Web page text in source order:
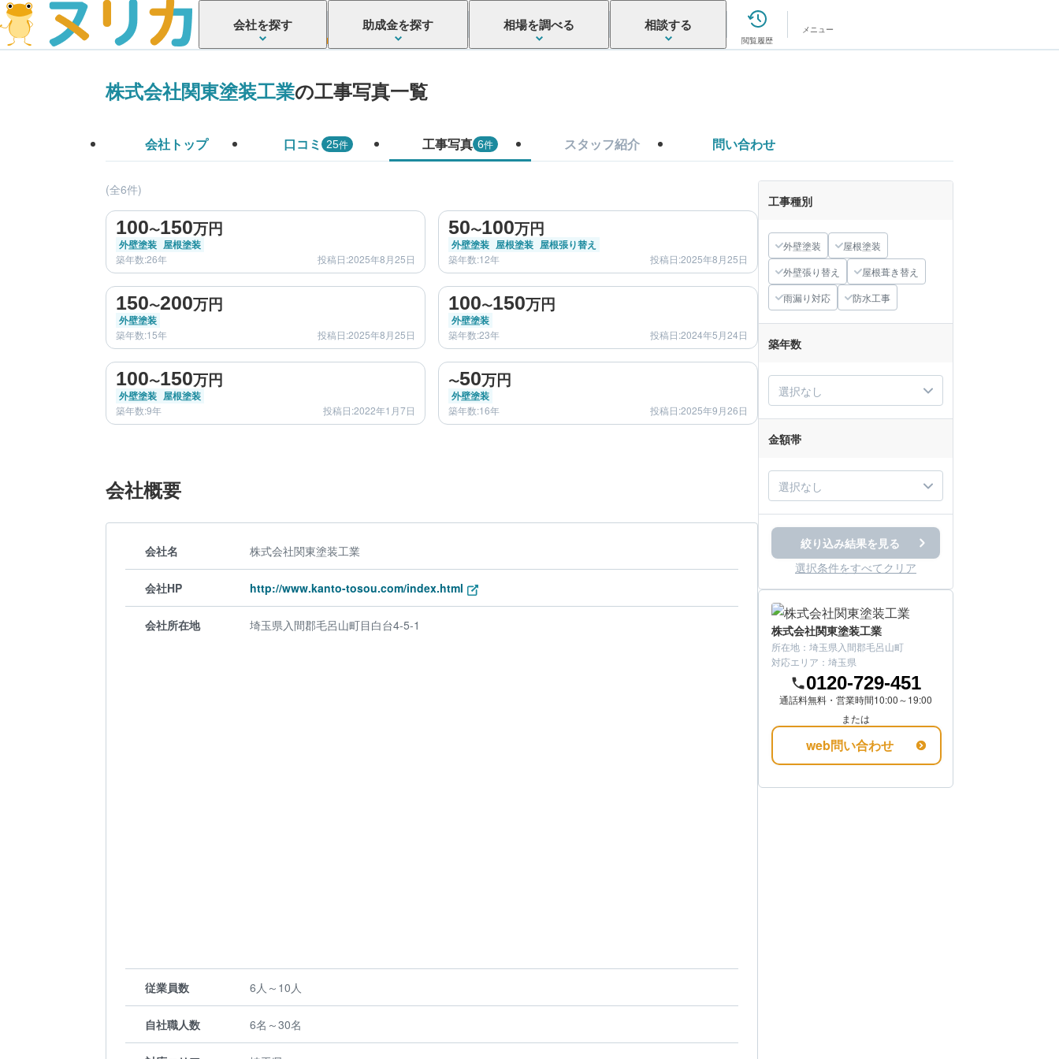
会社を探す 助成金を探す 相場を調べる 相談する
閲覧履歴
メニュー
株式会社関東塗装工業の工事写真一覧
会社トップ 口コミ 25件 工事写真 6件 スタッフ紹介 問い合わせ
(全6件)
before
100〜150万円
外壁塗装 屋根塗装
築年数:26年 投稿日:2025年8月25日
50〜100万円
外壁塗装 屋根塗装 屋根張り替え
築年数:12年 投稿日:2025年8月25日
before
150〜200万円
外壁塗装
築年数:15年 投稿日:2025年8月25日
before
100〜150万円
外壁塗装
築年数:23年 投稿日:2024年5月24日
before
100〜150万円
外壁塗装 屋根塗装
築年数:9年 投稿日:2022年1月7日
before
〜50万円
外壁塗装
築年数:16年 投稿日:2025年9月26日
会社概要
会社名 株式会社関東塗装工業
会社HP http://www.kanto-tosou.com/index.html
会社所在地 埼玉県入間郡毛呂山町目白台4-5-1
従業員数 6人～10人
自社職人数 6名～30名
工事種別
外壁塗装
屋根塗装
外壁張り替え
屋根葺き替え
雨漏り対応
防水工事
築年数
選択なし
金額帯
選択なし
絞り込み結果を見る
選択条件をすべてクリア
株式会社関東塗装工業
所在地： 埼玉県入間郡毛呂山町
対応エリア： 埼玉県
0120-729-451
通話料無料・営業時間10:00～19:00
または
web問い合わせ